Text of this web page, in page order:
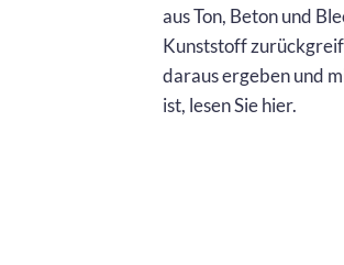
aus Ton, Beton und
Kunststoff
daraus ergeben und
ist, lesen Sie hier.